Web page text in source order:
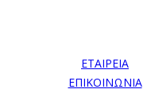
ΕΤΑΙΡΕΙΑ
ΕΠΙΚΟΙΝΩΝΙΑ